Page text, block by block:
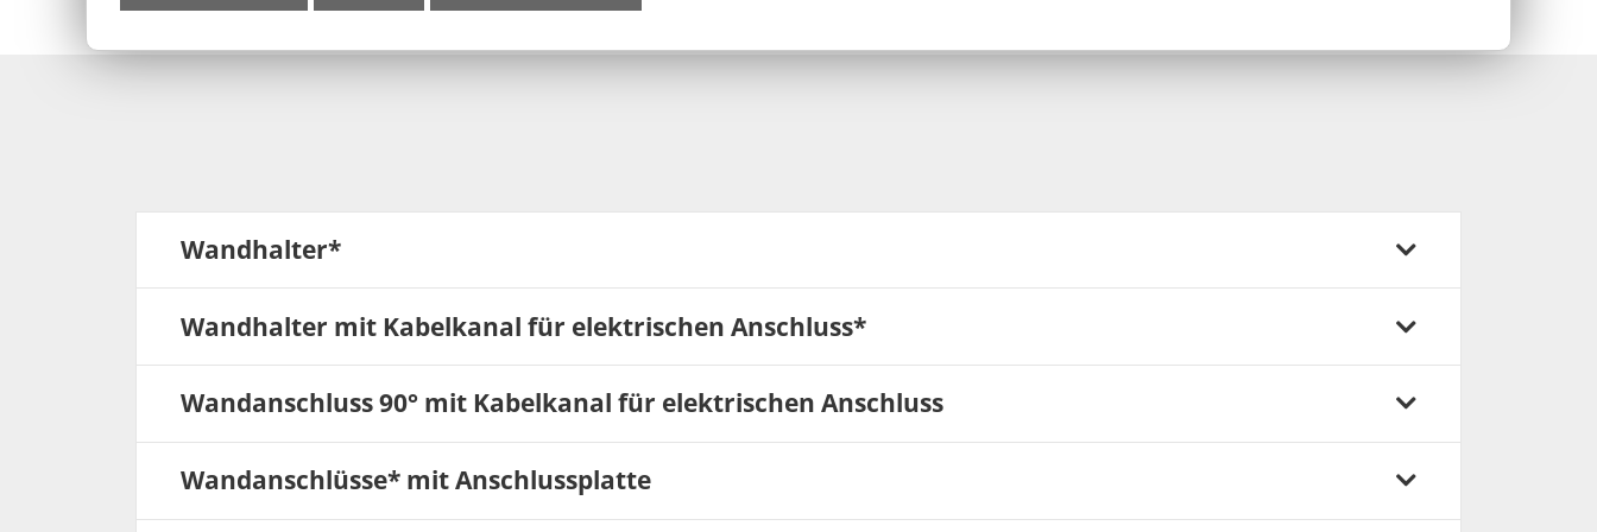
Wandhalter*
Wandhalter mit Kabelkanal für elektrischen Anschluss*
Wandanschluss 90° mit Kabelkanal für elektrischen Anschluss
Wandanschlüsse* mit Anschlussplatte